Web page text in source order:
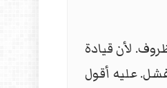
لأن قيادة
عليه أقول